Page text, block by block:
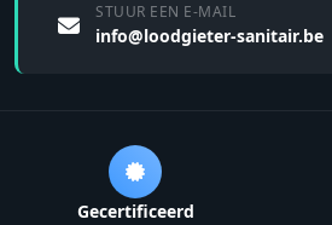
STUUR EEN E-MAIL
info@loodgieter-sanitair.be
Gecertificeerd